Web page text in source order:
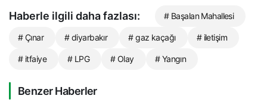
Haberle ilgili daha fazlası: # Başalan Mahallesi
# Çınar # diyarbakır # gaz kaçağı # iletişim
# itfaiye # LPG # Olay # Yangın
Benzer Haberler